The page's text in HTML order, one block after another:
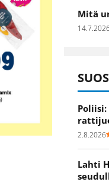
Mitä
2.8.2026
Lahti